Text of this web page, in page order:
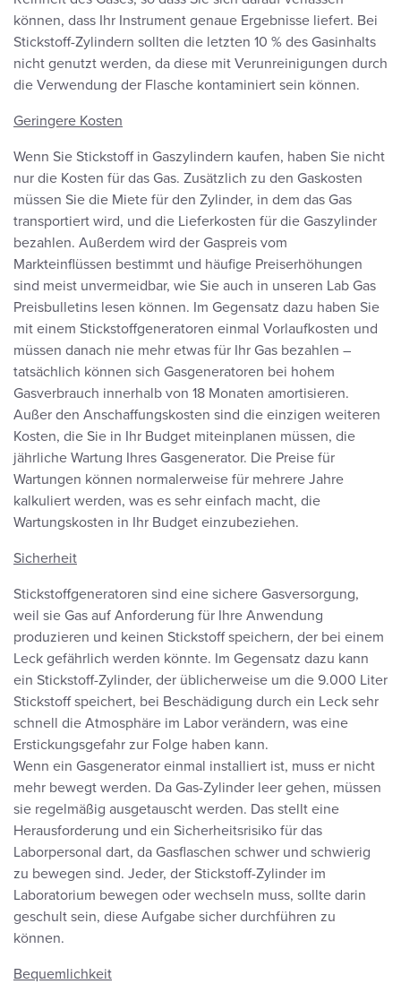
können, dass Ihr Instrument genaue Ergebnisse liefert. Bei
Stickstoff-Zylindern sollten die letzten 10 % des Gasinhalts
nicht genutzt werden, da diese mit Verunreinigungen durch
die Verwendung der Flasche kontaminiert sein können.
Geringere Kosten
Wenn Sie Stickstoff in Gaszylindern kaufen, haben Sie nicht
nur die Kosten für das Gas. Zusätzlich zu den Gaskosten
müssen Sie die Miete für den Zylinder, in dem das Gas
transportiert wird, und die Lieferkosten für die Gaszylinder
bezahlen. Außerdem wird der Gaspreis vom
Markteinflüssen bestimmt und häufige Preiserhöhungen
sind meist unvermeidbar, wie Sie auch in unseren Lab Gas
Preisbulletins lesen können. Im Gegensatz dazu haben Sie
mit einem Stickstoffgeneratoren einmal Vorlaufkosten und
müssen danach nie mehr etwas für Ihr Gas bezahlen –
tatsächlich können sich Gasgeneratoren bei hohem
Gasverbrauch innerhalb von 18 Monaten amortisieren.
Außer den Anschaffungskosten sind die einzigen weiteren
Kosten, die Sie in Ihr Budget miteinplanen müssen, die
jährliche Wartung Ihres Gasgenerator. Die Preise für
Wartungen können normalerweise für mehrere Jahre
kalkuliert werden, was es sehr einfach macht, die
Wartungskosten in Ihr Budget einzubeziehen.
Sicherheit
Stickstoffgeneratoren sind eine sichere Gasversorgung,
weil sie Gas auf Anforderung für Ihre Anwendung
produzieren und keinen Stickstoff speichern, der bei einem
Leck gefährlich werden könnte. Im Gegensatz dazu kann
ein Stickstoff-Zylinder, der üblicherweise um die 9.000 Liter
Stickstoff speichert, bei Beschädigung durch ein Leck sehr
schnell die Atmosphäre im Labor verändern, was eine
Erstickungsgefahr zur Folge haben kann.
Wenn ein Gasgenerator einmal installiert ist, muss er nicht
mehr bewegt werden. Da Gas-Zylinder leer gehen, müssen
sie regelmäßig ausgetauscht werden. Das stellt eine
Herausforderung und ein Sicherheitsrisiko für das
Laborpersonal dart, da Gasflaschen schwer und schwierig
zu bewegen sind. Jeder, der Stickstoff-Zylinder im
Laboratorium bewegen oder wechseln muss, sollte darin
geschult sein, diese Aufgabe sicher durchführen zu
können.
Bequemlichkeit